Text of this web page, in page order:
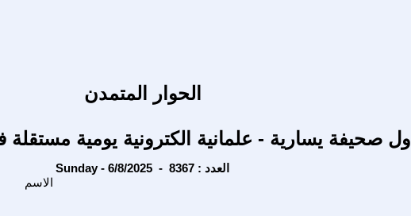
الحوار المتمدن
اول صحيفة يسارية - علمانية الكترونية يومية مستقلة
Sunday - 6/8/2025 - العدد : 8367
الاسم